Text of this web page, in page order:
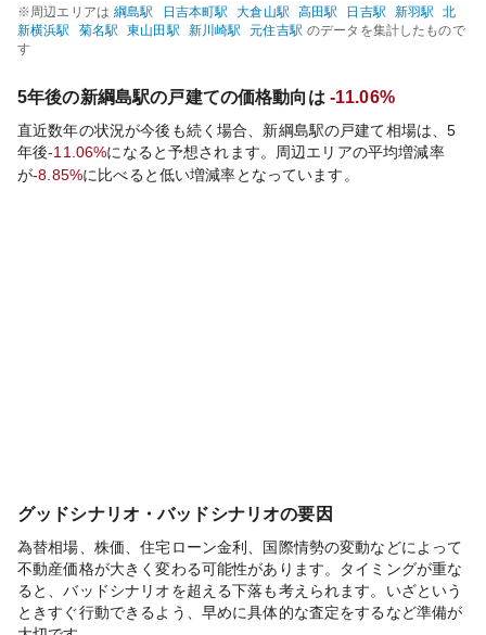
※周辺エリアは 綱島駅 日吉本町駅 大倉山駅 高田駅 日吉駅 新羽駅
北
新横浜駅 菊名駅 東山田駅 新川崎駅 元住吉駅 のデータを集計したもので
す
5年後の新綱島駅の戸建ての価格動向は -11.06%
直近数年の状況が今後も続く場合、 新綱島駅の戸建て相場は、5
年後-11.06%になると予想されます。周辺エリアの平均増減率
が-8.85%に比べると低い増減率となっています。
グッドシナリオ・バッドシナリオの要因
為替相場、株価、住宅ローン金利、国際情勢の変動などによって
不動産価格が大きく変わる可能性があります。タイミングが重な
ると、バッドシナリオを超える下落も考えられます。いざという
ときすぐ行動できるよう、早めに具体的な査定をするなど準備が